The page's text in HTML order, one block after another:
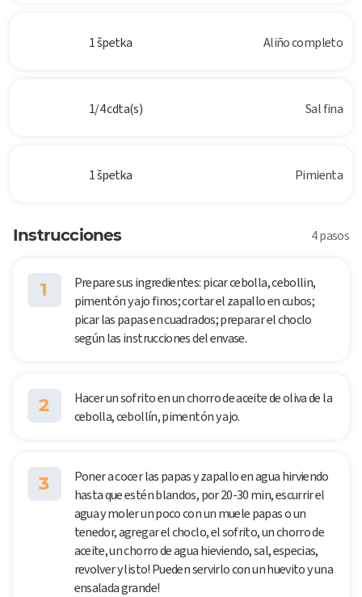
1 špetka Aliño completo
1/4 cdta(s) Sal fina
1 špetka Pimienta
Instrucciones 4 pasos
1
Prepare sus ingredientes: picar cebolla, cebollin,
pimentón y ajo finos; cortar el zapallo en cubos;
picar las papas en cuadrados; preparar el choclo
según las instrucciones del envase.
2
Hacer un sofrito en un chorro de aceite de oliva de la
cebolla, cebollín, pimentón y ajo.
3
Poner a cocer las papas y zapallo en agua hirviendo
hasta que estén blandos, por 20-30 min, escurrir el
agua y moler un poco con un muele papas o un
tenedor, agregar el choclo, el sofrito, un chorro de
aceite, un chorro de agua hieviendo, sal, especias,
revolver y listo! Pueden servirlo con un huevito y una
ensalada grande!